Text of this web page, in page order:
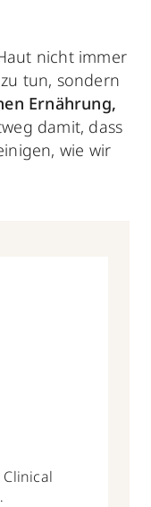
nicht immer
tun, sondern
Ernährung,
damit, dass
wie wir